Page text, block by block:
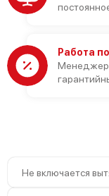
Работа
Менеджер
Не включается